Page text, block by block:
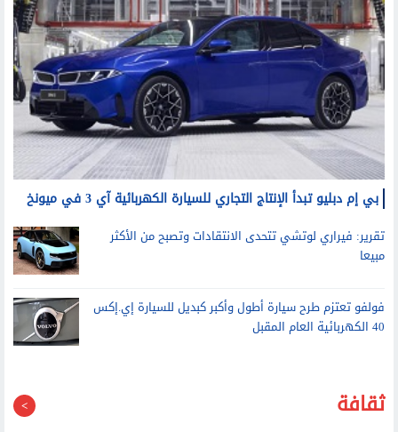
بي إم دبليو تبدأ الإنتاج التجاري للسيارة الكهربائية آي 3 في ميونخ
تقرير: فيراري لوتشي تتحدى الانتقادات وتصبح من الأكثر
مبيعا
فولفو تعتزم طرح سيارة أطول وأكبر كبديل للسيارة إي.إكس
ثقافة